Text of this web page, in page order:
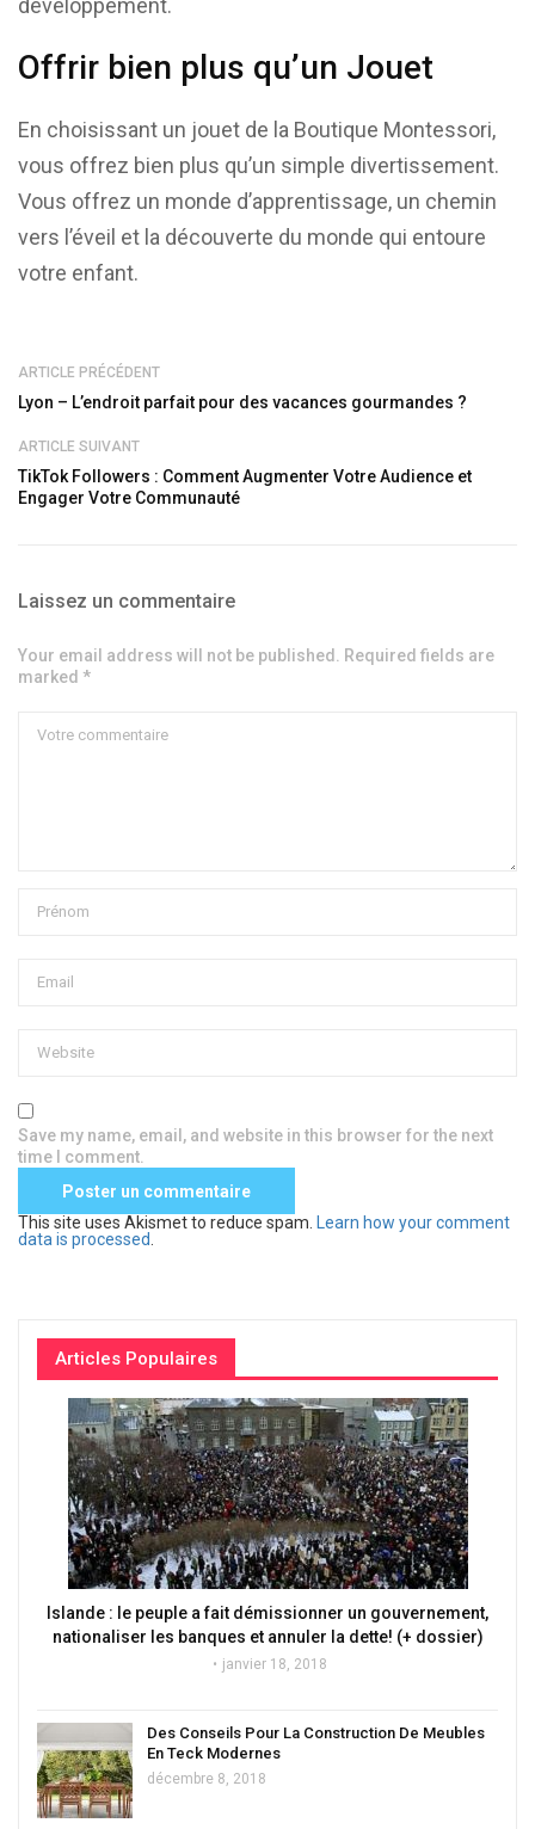
développement.
Offrir bien plus qu’un Jouet
En choisissant un jouet de la Boutique Montessori,
vous offrez bien plus qu’un simple divertissement.
Vous offrez un monde d’apprentissage, un chemin
vers l’éveil et la découverte du monde qui entoure
votre enfant.
ARTICLE PRÉCÉDENT
Lyon – L’endroit parfait pour des vacances gourmandes ?
ARTICLE SUIVANT
TikTok Followers : Comment Augmenter Votre Audience et
Engager Votre Communauté
Laissez un commentaire
Your email address will not be published. Required fields are
marked *
Save my name, email, and website in this browser for the next
time I comment.
This site uses Akismet to reduce spam.
Learn how your comment
data is processed
Articles Populaires
Islande : le peuple a fait démissionner un gouvernement,
nationaliser les banques et annuler la dette! (+ dossier)
janvier 18, 2018
Des Conseils Pour La Construction De Meubles
En Teck Modernes
décembre 8, 2018